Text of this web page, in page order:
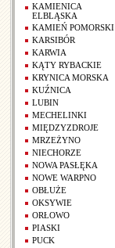
KAMIENICA
ELBLĄSKA
KAMIEŃ POMORSKI
KARSIBÓR
KARWIA
KĄTY RYBACKIE
KRYNICA MORSKA
KUŹNICA
LUBIN
MECHELINKI
MIĘDZYZDROJE
MRZEŻYNO
NIECHORZE
NOWA PASŁĘKA
NOWE WARPNO
OBŁUŻE
OKSYWIE
ORŁOWO
PIASKI
PUCK